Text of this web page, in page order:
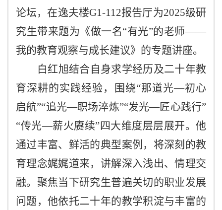
论坛，在逸夫楼G1-112报告厅为2025级研
究生带来题为《做一名“有光”的老师——
我的教育观察与成长建议》的专题讲座。
白红旭结合自身求学经历及二十年教
育深耕的实践经验，围绕“那道光—初心
启航”“追光—职场淬炼”“发光—匠心践行”
“传光—薪火赓续”四大维度层层展开。他
通过丰富、鲜活的典型案例，将深刻的教
育理念娓娓道来，讲解深入浅出、情理交
融。聚焦当下研究生普遍关切的职业发展
问题，他依托二十年的教学积淀与丰富的